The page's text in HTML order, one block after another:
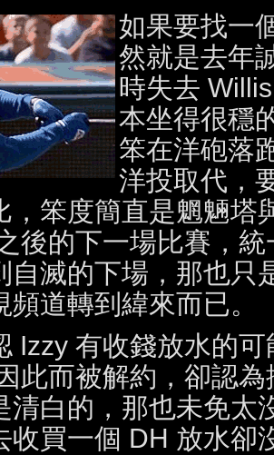
如果要找一
然就是去年
時失去
本坐得很穩
笨在洋砲落
洋投取代，
，笨度簡直是魍魎塔
後的下一場比賽，
自滅的下場，那也只
道轉到緯來而已。
Izzy 有收錢放水的
此而被解約，卻認
清白的，那也未免太
收買一個 DH 放水卻